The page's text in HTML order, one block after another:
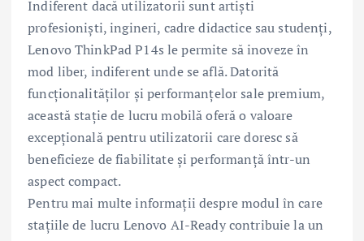
Indiferent dacă utilizatorii sunt artiști
profesioniști, ingineri, cadre didactice sau studenți,
Lenovo ThinkPad P14s le permite să inoveze în
mod liber, indiferent unde se află. Datorită
funcționalităților și performanțelor sale premium,
această stație de lucru mobilă oferă o valoare
excepțională pentru utilizatorii care doresc să
beneficieze de fiabilitate și performanță într-un
aspect compact.
Pentru mai multe informații despre modul în care
stațiile de lucru Lenovo AI-Ready contribuie la un